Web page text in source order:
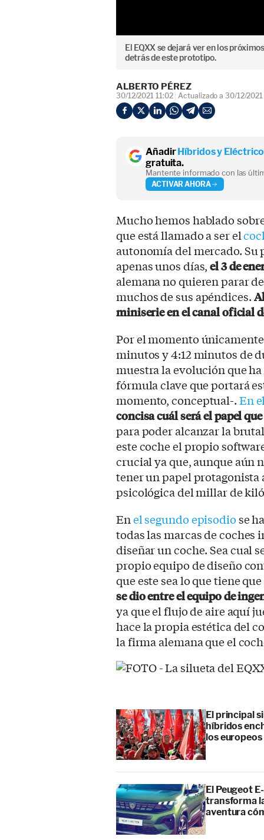
El EQXX se dejará ver en los
detrás de este prototipo.
ALBERTO PÉREZ
30/12/2021 11:02 Actualizado a 30/12/2021
AñadirHíbridos y
gratuita.
Mantente informado con las
ACTIVAR AHORA
Mucho hemos hablado
que está llamado a ser el
autonomía del mercado. Su
apenas unos días,el 3 de
alemana no quieren parar
muchos de sus apéndices.
miniserie en elcanal oficial
Por el momento
minutos y 4:12 minutos de
muestra la evolución que
fórmula clave que portará
momento, conceptual-.En
concisa cuál será el papel
para poder alcanzar la
este coche el propio
crucial ya que, aunque aún
tener un papel protagonista
psicológica del millar de
Enel segundo episodiose
todas las marcas de
diseñar un coche. Sea cual
propio equipo de diseño
que este sea lo que tiene
se dio entre el equipo de
ya que el flujo de aire aquí
hace la propia estética del
la firma alemana que el
El principal
híbridos
los europeos
El Peugeot
transforma
aventura